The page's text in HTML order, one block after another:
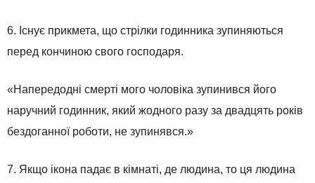
6. Існує прикмета, що стрілки годинника зупиняються
перед кончиною свого господаря.
«Напередодні смерті мого чоловіка зупинився його
наручний годинник, який жодного разу за двадцять років
бездоганної роботи, не зупинявся.»
7. Якщо ікона падає в кімнаті, де людина, то ця людина